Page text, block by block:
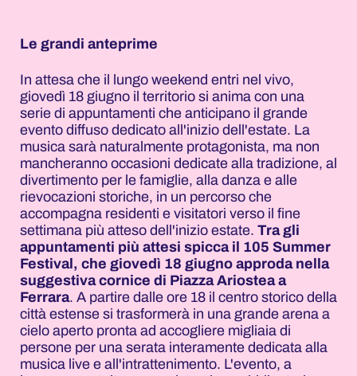
Le grandi anteprime
In attesa che il lungo weekend entri nel vivo,
giovedì 18 giugno il territorio si anima con una
serie di appuntamenti che anticipano il grande
evento diffuso dedicato all'inizio dell'estate. La
musica sarà naturalmente protagonista, ma non
mancheranno occasioni dedicate alla tradizione, al
divertimento per le famiglie, alla danza e alle
rievocazioni storiche, in un percorso che
accompagna residenti e visitatori verso il fine
settimana più atteso dell'inizio estate. Tra gli
appuntamenti più attesi spicca il 105 Summer
Festival, che giovedì 18 giugno approda nella
suggestiva cornice di Piazza Ariostea a
Ferrara. A partire dalle ore 18 il centro storico della
città estense si trasformerà in una grande arena a
cielo aperto pronta ad accogliere migliaia di
persone per una serata interamente dedicata alla
musica live e all'intrattenimento. L'evento, a